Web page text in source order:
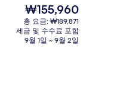
레스토랑
현
재
가
격
₩155,960
총 요금: ₩189,871
세금 및 수수료 포함
9월 1일 ~ 9월 2일